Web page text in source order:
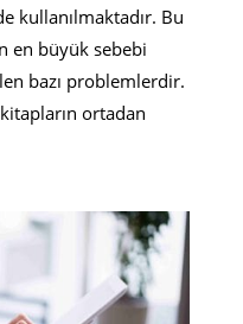
kullanılmaktadır. Bu
en büyük sebebi
bazı problemlerdir.
ortadan